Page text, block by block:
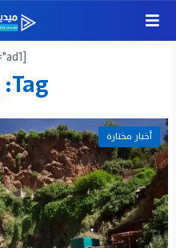
[ad id="ad1"
Tag:
أخبار مختارة